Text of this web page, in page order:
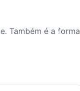
Também é a forma